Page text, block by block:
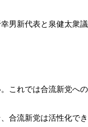
男新代表と泉健太衆議
これでは合流新党への
合流新党は活性化でき